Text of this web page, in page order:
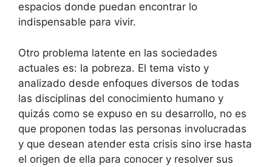
espacios donde puedan encontrar lo
indispensable para vivir.
Otro problema latente en las sociedades
actuales es: la pobreza. El tema visto y
analizado desde enfoques diversos de todas
las disciplinas del conocimiento humano y
quizás como se expuso en su desarrollo, no es
que proponen todas las personas involucradas
y que desean atender esta crisis sino irse hasta
el origen de ella para conocer y resolver sus